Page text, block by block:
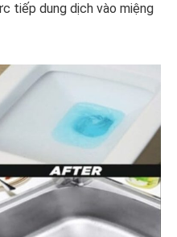
tiếp dung dịch vào miệng